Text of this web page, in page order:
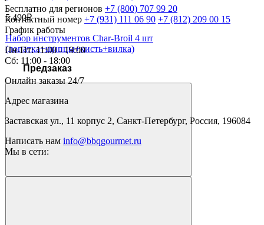
5 490₽
Набор инструментов Char-Broil 4 шт
(лопатка+щипцы+кисть+вилка)
Предзаказ
Бесплатно для регионов +7 (800) 707 99 20
Контактный номер +7 (931) 111 06 90 +7 (812) 209 00 15
График работы
Пн-Пт: 11:00 - 19:00
Сб: 11:00 - 18:00
Онлайн заказы 24/7
Адрес магазина
Заставская ул., 11 корпус 2, Санкт-Петербург, Россия, 196084
Написать нам info@bbqgourmet.ru
Мы в сети: